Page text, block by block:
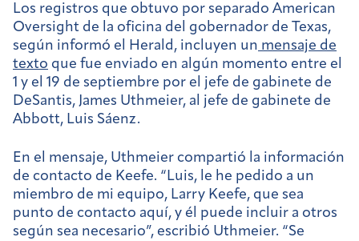
Los registros que obtuvo por separado American
Oversight de la oficina del gobernador de Texas,
según informó el Herald, incluyen un mensaje de
texto que fue enviado en algún momento entre el
1 y el 19 de septiembre por el jefe de gabinete de
DeSantis, James Uthmeier, al jefe de gabinete de
Abbott, Luis Sáenz.
En el mensaje, Uthmeier compartió la información
de contacto de Keefe. “Luis, le he pedido a un
miembro de mi equipo, Larry Keefe, que sea
punto de contacto aquí, y él puede incluir a otros
según sea necesario”, escribió Uthmeier. “Se